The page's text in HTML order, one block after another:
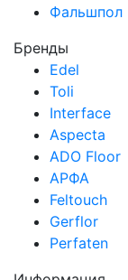
Фальшпол
Бренды
Edel
Toli
Interface
Aspecta
ADO Floor
АРФА
Feltouch
Gerflor
Perfaten